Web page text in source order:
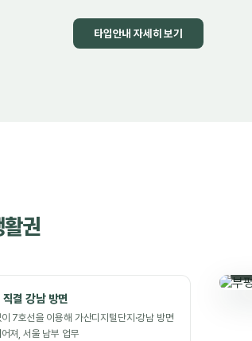
타입안내 자세히 보기
권
결 강남 방면
7호선을 이용해 가산디지털단지·강남 방면
져, 서울 남부 업무